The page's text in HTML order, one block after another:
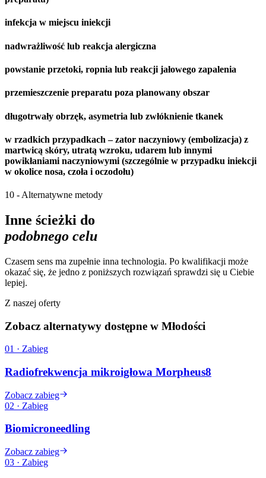
infekcja w miejscu iniekcji
nadwrażliwość lub reakcja alergiczna
powstanie przetoki, ropnia lub reakcji jałowego zapalenia
przemieszczenie preparatu poza planowany obszar
długotrwały obrzęk, asymetria lub zwłóknienie tkanek
w rzadkich przypadkach – zator naczyniowy (embolizacja) z
martwicą skóry, utratą wzroku, udarem lub innymi
powikłaniami naczyniowymi (szczególnie w przypadku iniekcji
w okolice nosa, czoła i oczodołu)
10 - Alternatywne metody
Inne ścieżki do
podobnego celu
Czasem sens ma zupełnie inna technologia. Po kwalifikacji może
okazać się, że jedno z poniższych rozwiązań sprawdzi się u Ciebie
lepiej.
Z naszej oferty
Zobacz alternatywy dostępne w Młodości
01 · Zabieg
Radiofrekwencja mikroigłowa Morpheus8
Zobacz zabieg
02 · Zabieg
Biomicroneedling
Zobacz zabieg
03 · Zabieg